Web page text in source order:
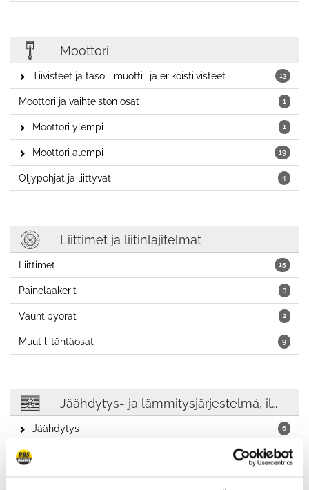
Moottori
13
Tiivisteet ja taso-, muotti- ja erikoistiivisteet
1
Moottori ja vaihteiston osat
1
Moottori ylempi
19
Moottori alempi
4
Öljypohjat ja liittyvät
Liittimet ja liitinlajitelmat
15
Liittimet
3
Painelaakerit
2
Vauhtipyörät
9
Muut liitäntäosat
Jäähdytys- ja lämmitysjärjestelmä, ilmastointi
6
Jäähdytys
1
Vetohihnat, kiilahihnat